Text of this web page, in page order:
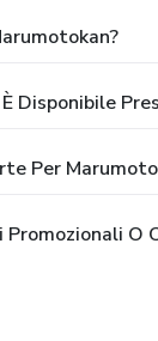
Disponibile
Per
O